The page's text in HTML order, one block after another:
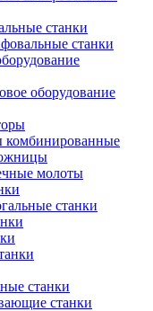
станки
станки
оборудование
молоты
станки
станки
станки